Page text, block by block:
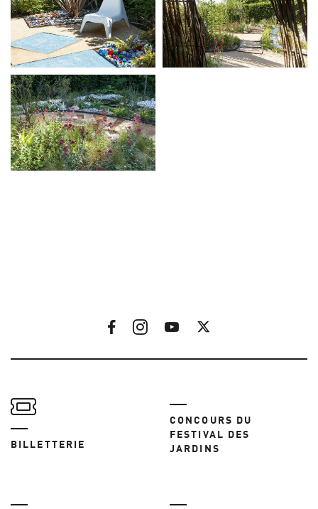
BILLETTERIE
CONCOURS DU
FESTIVAL DES
JARDINS